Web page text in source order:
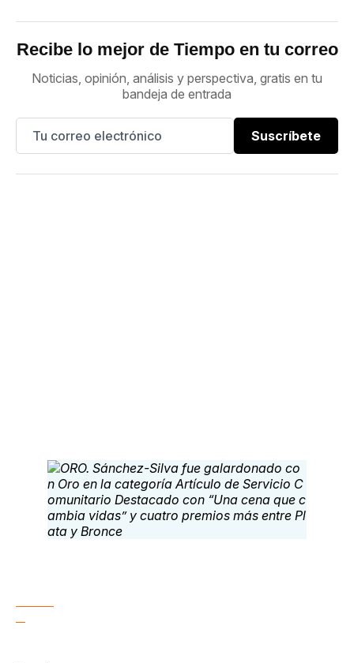
Recibe lo mejor de Tiempo en tu correo
Noticias, opinión, análisis y perspectiva, gratis en tu
bandeja de entrada
Suscríbete